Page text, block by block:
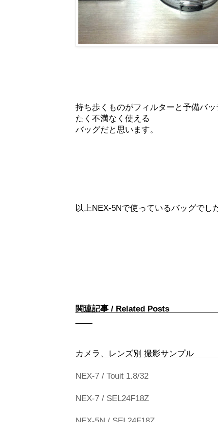
持ち歩くものがフィルターと予備バ
たく不満なく使える
バッグだと思います。
以上NEX-5Nで使っているバッグでし
関連記事 /
カメラ、レンズ別
NEX-7 / Touit 1.8/32
NEX-7 / SEL24F18Z